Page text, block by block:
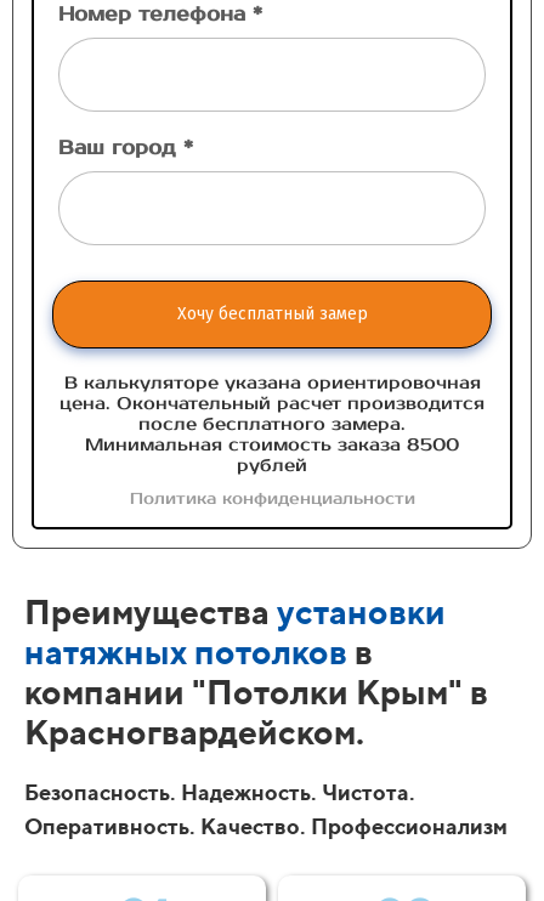
Номер телефона *
Ваш город *
Хочу бесплатный замер
В калькуляторе указана ориентировочная
цена. Окончательный расчет производится
после бесплатного замера.
Минимальная стоимость заказа 8500
рублей
Политика конфиденциальности
Преимущества установки
натяжных потолков в
компании "Потолки Крым" в
Красногвардейском.
Безопасность. Надежность. Чистота.
Оперативность. Качество. Профессионализм